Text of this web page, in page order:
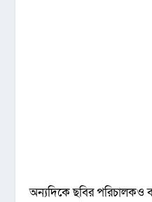
অন্যদিকে ছবির পরিচালকও